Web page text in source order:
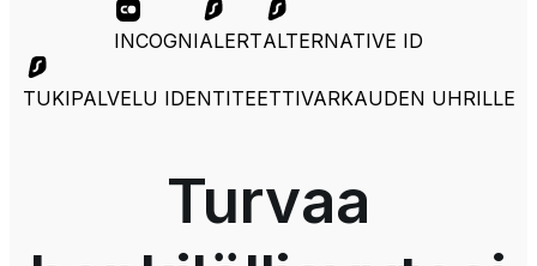
INCOGNIALERTALTERNATIVE ID
TUKIPALVELU IDENTITEETTIVARKAUDEN UHRILLE
Turvaa